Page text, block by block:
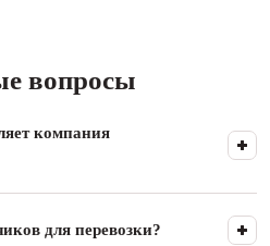
вопросы
компания
для перевозки?